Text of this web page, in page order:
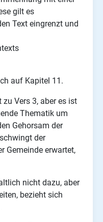
gilt es
Text eingrenzt und
auf Kapitel 11.
Vers 3, aber es ist
Thematik um
Gehorsam der
der
Gemeinde erwartet,
nicht dazu, aber
bezieht sich